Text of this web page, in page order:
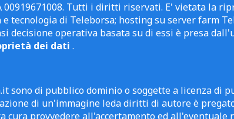
00919671008. Tutti i diritti riservati. E' vietata la
tecnologia di Teleborsa; hosting su server farm
decisione operativa basata su di essi è presa
dei dati .
sono di pubblico dominio o soggette a licenza di
di un'immagine leda diritti di autore è
cura provvedere all'accertamento ed all'eventuale